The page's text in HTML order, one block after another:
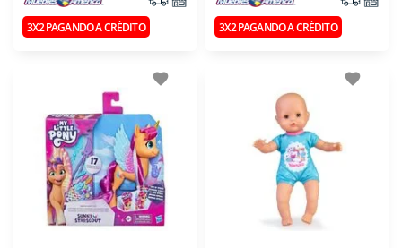
3X2 PAGANDO A CRÉDITO 3X2 PAGANDO A CRÉDITO
favorite favorite